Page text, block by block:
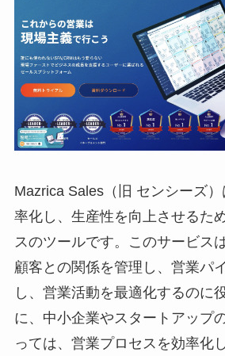
Mazrica Sales（旧 センシーズ
率化し、生産性を向上させるた
スのツールです。このサービス
顧客との関係を管理し、営業パ
し、営業活動を最適化するのに
に、中小企業やスタートアップ
っては、営業プロセスを効率化